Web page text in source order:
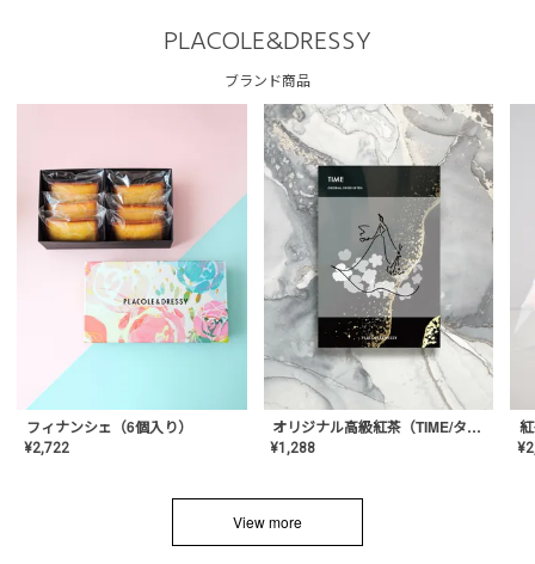
PLACOLE&DRESSY
ブランド商品
フィナンシェ（6個入り）
¥2,722
オリジナル高級紅茶（TIME/タイム）【ギフト/プチギフト/プレゼント/内祝い/結婚式/オリジナル配合/高品質/ハーブティー/茶葉/記念日/お返し/手土産/美容/おしゃれ】
¥1,288 ¥
View more